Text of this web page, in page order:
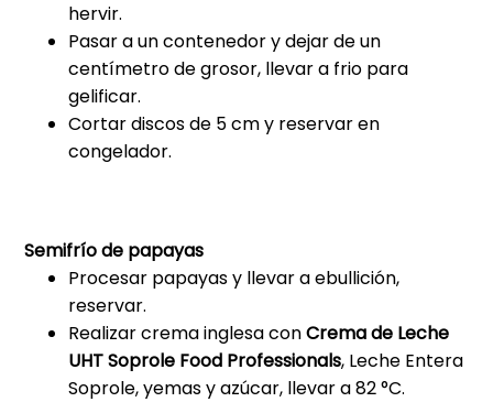
hervir.
Pasar a un contenedor y dejar de un
centímetro de grosor, llevar a frio para
gelificar.
Cortar discos de 5 cm y reservar en
congelador.
Semifrío de papayas
Procesar papayas y llevar a ebullición,
reservar.
Realizar crema inglesa conCrema de Leche
UHT Soprole Food Professionals, Leche Entera
Soprole, yemas y azúcar, llevar a 82 °C.